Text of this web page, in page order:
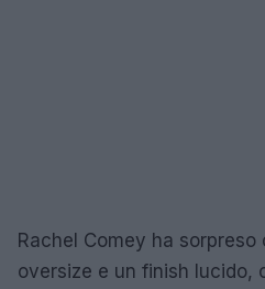
Rachel Comey ha sorpreso
oversize e un finish lucido,